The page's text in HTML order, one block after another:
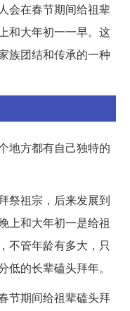
会在春节期间给祖辈
和大年初一一早。这
族团结和传承的一种
地方都有自己独特的
祭祖宗，后来发展到
上和大年初一是给祖
不管年龄有多大，只
的长辈磕头拜年。
节期间给祖辈磕头拜